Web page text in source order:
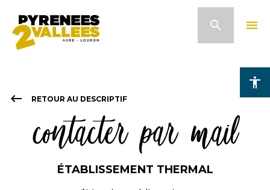
contenu
accessibility
search menu
keyboard_backspace RETOUR AU DESCRIPTIF
contacter par mail
ÉTABLISSEMENT THERMAL